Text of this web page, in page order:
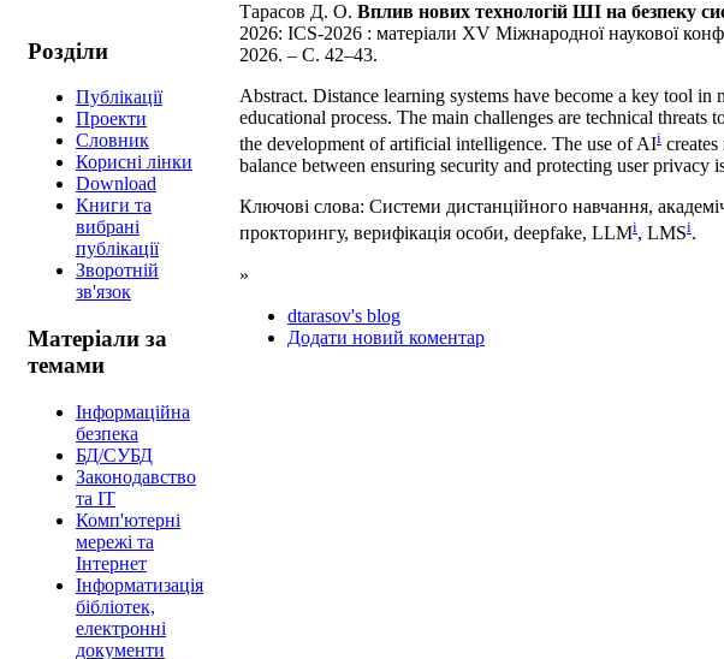
Розділи
Публікації
Проекти
Cловник
Корисні лінки
Download
Книги та
вибрані
публікації
Зворотній
зв'язок
Матеріали за
темами
Інформаційна
безпека
БД/СУБД
Законодавство
та ІТ
Комп'ютерні
мережі та
Інтернет
Інформатизація
бібліотек,
електронні
документи
Тарасов Д. О. Вплив нових технологій ШІ на безпеку
2026: ICS-2026 : матеріали ХV Міжнародної наукової
2026. – C. 42–43.
Abstract. Distance learning systems have become a key tool
educational process. The main challenges are technical
the development of artificial intelligence. The use of AIi
balance between ensuring security and protecting user
Ключові слова: Системи дистанційного навчання,
прокторингу, верифікація особи, deepfake, LLMi, LMSi.
»
dtarasov's blog
Додати новий коментар